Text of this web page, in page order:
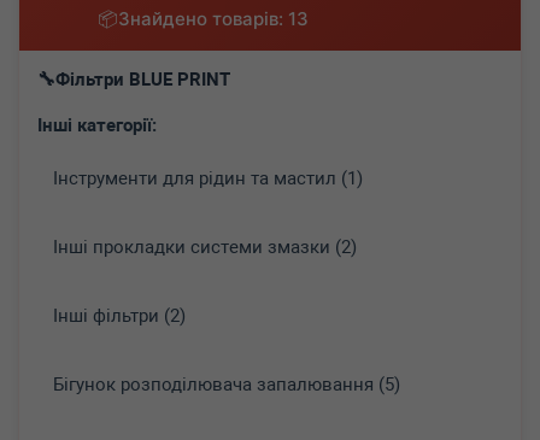
Знайдено товарів: 13
Фільтри BLUE PRINT
Інші категорії:
Інструменти для рідин та мастил (1)
Інші прокладки системи змазки (2)
Інші фільтри (2)
Бігунок розподілювача запалювання (5)